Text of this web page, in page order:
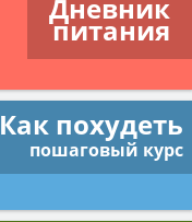
Дневник
питания
Как похудеть
пошаговый курс